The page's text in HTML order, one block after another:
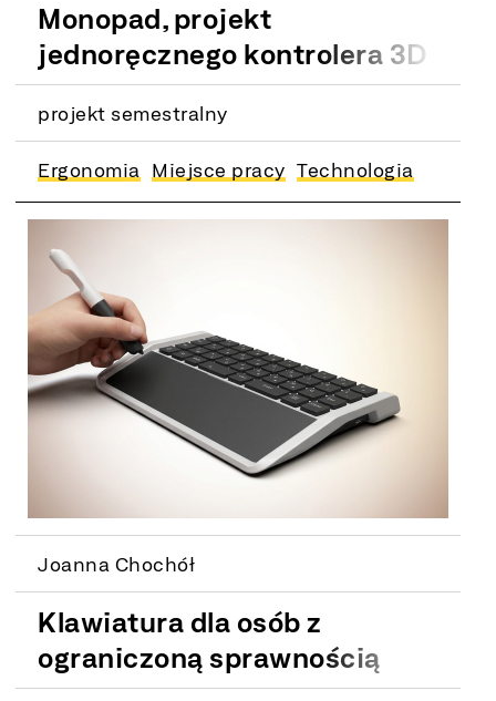
Monopad, projekt
jednoręcznego kontrolera 3D
projekt semestralny
Ergonomia Miejsce pracy Technologia
Joanna Chochół
Klawiatura dla osób z
ograniczoną sprawnością
kończyn górnych